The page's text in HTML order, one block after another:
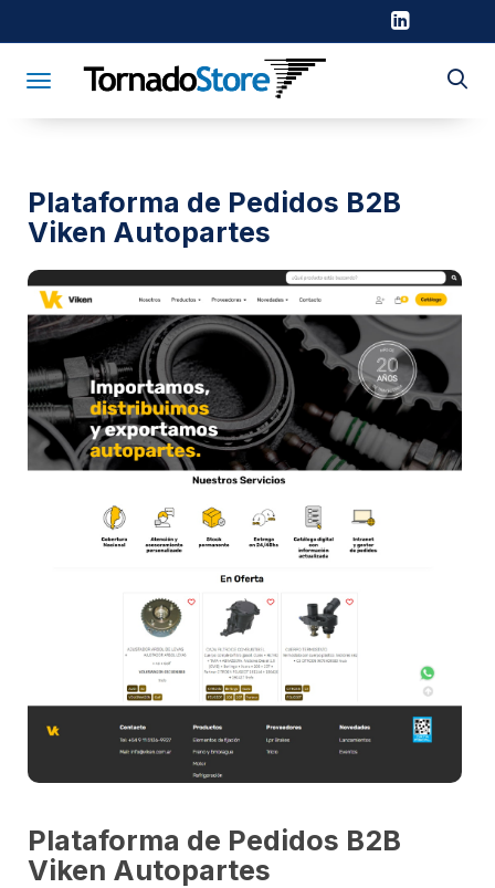
Toggle navigation
Plataforma de Pedidos B2B
Viken Autopartes
Plataforma de Pedidos B2B
Viken Autopartes